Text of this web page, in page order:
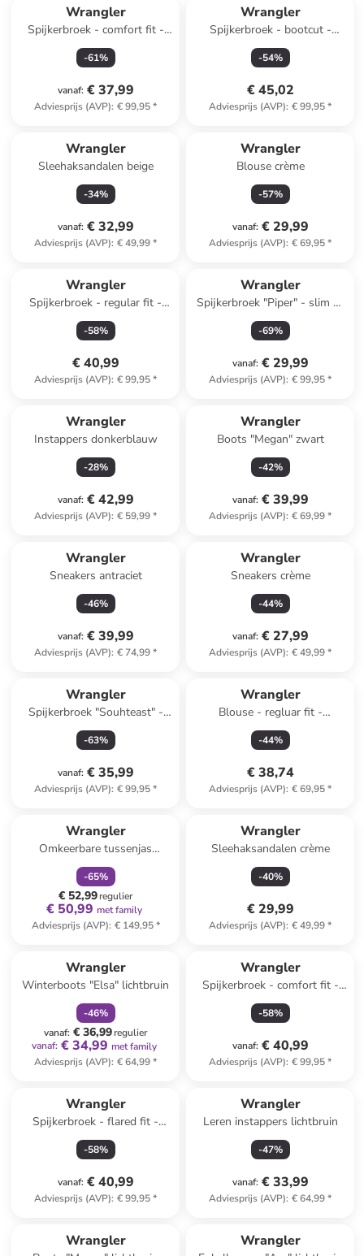
Wrangler
Spijkerbroek - comfort fit -
zwart
-61%
vanaf: € 37,99
Adviesprijs (AVP): € 99,95*
Wrangler
Spijkerbroek - bootcut -
lichtblauw
-54%
€ 45,02
Adviesprijs (AVP): € 99,95*
Wrangler
Sleehaksandalen beige
-34%
vanaf: € 32,99
Adviesprijs (AVP): € 49,99*
Wrangler
Blouse crème
-57%
vanaf: € 29,99
Adviesprijs (AVP): € 69,95*
Wrangler
Spijkerbroek - regular fit -
blauw
-58%
€ 40,99
Adviesprijs (AVP): € 99,95*
Wrangler
Spijkerbroek "Piper" - slim fit
- zwart
-69%
vanaf: € 29,99
Adviesprijs (AVP): € 99,95*
Wrangler
Instappers donkerblauw
-28%
vanaf: € 42,99
Adviesprijs (AVP): € 59,99*
Wrangler
Boots "Megan" zwart
-42%
vanaf: € 39,99
Adviesprijs (AVP): € 69,99*
Wrangler
Sneakers antraciet
-46%
vanaf: € 39,99
Adviesprijs (AVP): € 74,99*
Wrangler
Sneakers crème
-44%
vanaf: € 27,99
Adviesprijs (AVP): € 49,99*
Wrangler
Spijkerbroek "Souhteast" -
bootcut leg - lichtblauw
-63%
vanaf: € 35,99
Adviesprijs (AVP): € 99,95*
Wrangler
Blouse - regluar fit -
lichtblauw
-44%
€ 38,74
Adviesprijs (AVP): € 69,95*
Wrangler
Omkeerbare tussenjas
bruin/crème
-65%
€ 52,99regulier
€ 50,99 met family
Adviesprijs (AVP): € 149,95*
Wrangler
Sleehaksandalen crème
-40%
€ 29,99
Adviesprijs (AVP): € 49,99*
Wrangler
Winterboots "Elsa" lichtbruin
-46%
vanaf: € 36,99regulier
vanaf: € 34,99 met family
Adviesprijs (AVP): € 64,99*
Wrangler
Spijkerbroek - comfort fit -
donkerblauw
-58%
vanaf: € 40,99
Adviesprijs (AVP): € 99,95*
Wrangler
Spijkerbroek - flared fit -
zwart
-58%
vanaf: € 40,99
Adviesprijs (AVP): € 99,95*
Wrangler
Leren instappers lichtbruin
-47%
vanaf: € 33,99
Adviesprijs (AVP): € 64,99*
Wrangler Wrangler